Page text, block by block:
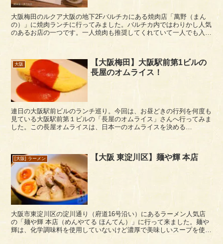
大阪梅田のルクア大阪の地下2Fバルチカにある焼肉店「萬野（まん
の）」に焼肉ランチに行ってみました。バルチカ内ではわりかし人気
のあるお店の一つです。一人焼肉も推奨してくれていて一人でも入り
大阪
【大阪梅田】大阪駅前第1ビルの
長屋のオムライス！
連日の大阪駅前ビルのランチ巡り。今回は、お昼どきの行列を何度も
見ている大阪駅前第１ビルの「長屋のオムライス」さんへ行ってみま
した。この長屋オムライスは、日本一のオムライスを決める
[大阪] ラーメン 【大阪 東淀川区】麺や輝 本店
大阪市東淀川区の淀川通り（府道16号沿い）にあるラーメン人気店
の「麺や輝 本店（めんやてる ほんてん）」に行って来ました。麺や
輝は、化学調味料を使用していないけど濃厚で美味しいスープを使用